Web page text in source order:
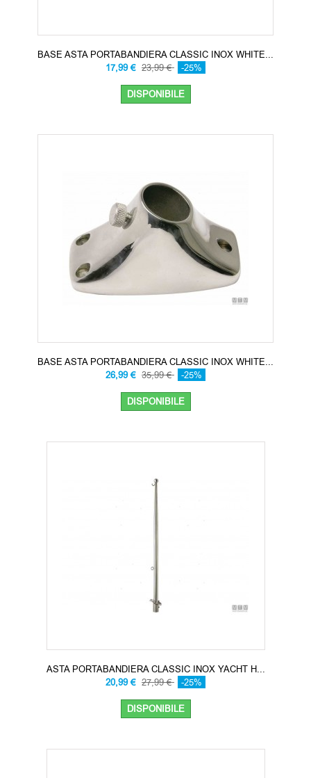
BASE ASTA PORTABANDIERA CLASSIC INOX WHITE...
17,99 € 23,99 € -25%
DISPONIBILE
BASE ASTA PORTABANDIERA CLASSIC INOX WHITE...
26,99 € 35,99 € -25%
DISPONIBILE
ASTA PORTABANDIERA CLASSIC INOX YACHT H...
20,99 € 27,99 € -25%
DISPONIBILE